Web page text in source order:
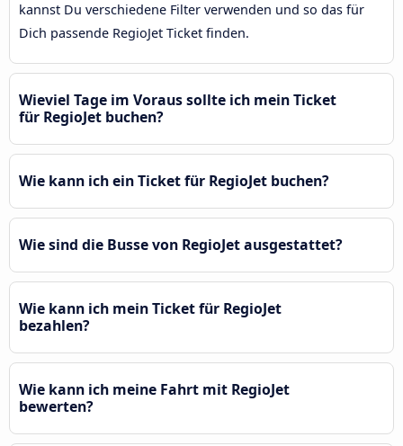
kannst Du verschiedene Filter verwenden und so das für
Dich passende RegioJet Ticket finden.
Wieviel Tage im Voraus sollte ich mein Ticket
für RegioJet buchen?
Wie kann ich ein Ticket für RegioJet buchen?
Wie sind die Busse von RegioJet ausgestattet?
Wie kann ich mein Ticket für RegioJet
bezahlen?
Wie kann ich meine Fahrt mit RegioJet
bewerten?